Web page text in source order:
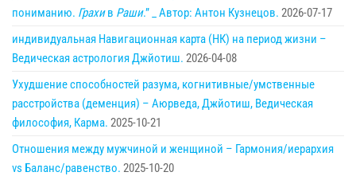
пониманию. Грахив Раши.” _ Автор: Антон Кузнецов. 2026-07-17
индивидуальная Навигационная карта (НК) на период жизни –
Ведическая астрология Джйотиш. 2026-04-08
Ухудшение способностей разума, когнитивные/умственные
расстройства (деменция) – Аюрведа, Джйотиш, Ведическая
философия, Карма. 2025-10-21
Отношения между мужчиной и женщиной – Гармония/иерархия
vs Баланс/равенство. 2025-10-20